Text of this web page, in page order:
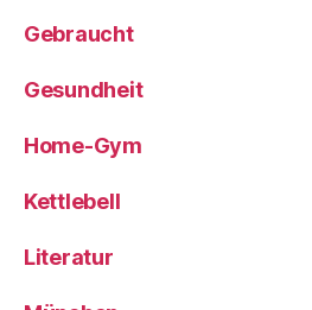
Gebraucht
Gesundheit
Home-Gym
Kettlebell
Literatur